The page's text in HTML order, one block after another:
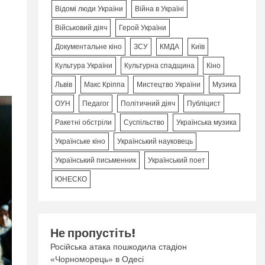
Відомі люди України Війна в Україні
Військовий діяч Герой України
Документальне кіно ЗСУ КМДА Київ
Культура України Культурна спадщина Кіно
Львів Макс Кріппа Мистецтво України Музика
ОУН Педагог Політичний діяч Публіцист
Ракетні обстріли Суспільство Українська музика
Українське кіно Український науковець
Український письменник Український поет
ЮНЕСКО
Не пропустіть!
Російська атака пошкодила стадіон
«Чорноморець» в Одесі